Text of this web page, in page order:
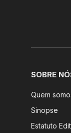
SOBRE
Quem
Sinopse
Estatuto